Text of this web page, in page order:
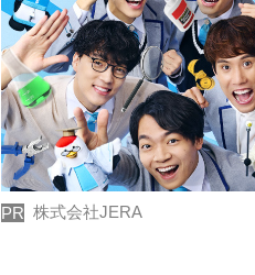
PR 株式会社JERA